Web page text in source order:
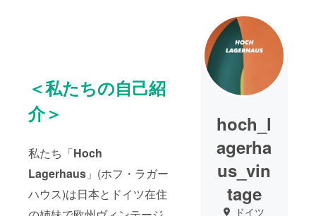
＜私たちの自己紹
介＞
私たち「Hoch
Lagerhaus 」(ホフ・ラガー
ハウス)は日本とドイツ在住
hoch_l
agerha
us_vin
tage
ドイツ